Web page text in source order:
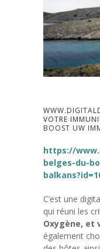
VOTRE
BOOST UW
https://
belges-du-
C’est une
qui réuni les
Oxygène, et
également